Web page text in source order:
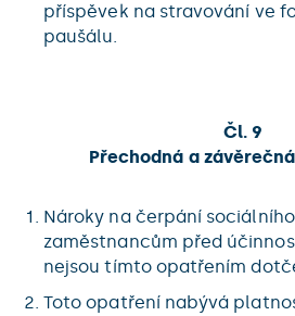
příspěvek na stravování ve
paušálu.
Čl. 9
Přechodná a
Nároky na čerpání
zaměstnancům před
nejsou tímto opatřením
Toto opatření nabývá